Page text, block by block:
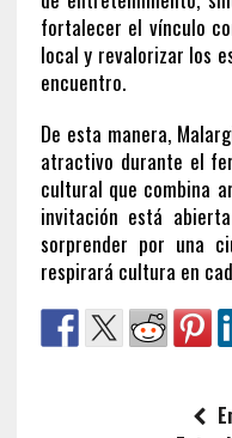
fortalecer el vínculo
local y revalorizar los
encuentro.
De esta manera,
atractivo durante el
cultural que combina
invitación está
sorprender por una
respirará cultura en